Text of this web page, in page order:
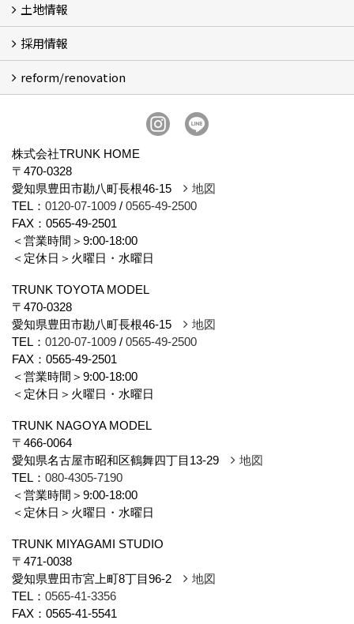
会社概要
スタッフ紹介
アクセス
プライバシーポリシー
ブログ
土地情報
土地情報
採用情報
施工管理募集
不動産営業事務募集
事務スタッフ募集
不動産営業募集
リフォーム営業＋施工
広報スタッフ募集
reform/renovation
株式会社TRUNK HOME
〒470-0328
愛知県豊田市勘八町長根46-15
地図
TEL： 0120-07-1009 / 0565-49-2500
FAX：0565-49-2501
＜営業時間＞9:00-18:00
＜定休日＞火曜日・水曜日
TRUNK TOYOTA MODEL
〒470-0328
愛知県豊田市勘八町長根46-15
地図
TEL： 0120-07-1009 / 0565-49-2500
FAX：0565-49-2501
＜営業時間＞9:00-18:00
＜定休日＞火曜日・水曜日
TRUNK NAGOYA MODEL
〒466-0064
愛知県名古屋市昭和区鶴舞四丁目13-29
地図
TEL： 080-4305-7190
＜営業時間＞9:00-18:00
＜定休日＞火曜日・水曜日
TRUNK MIYAGAMI STUDIO
〒471-0038
愛知県豊田市宮上町8丁目96-2
地図
TEL： 0565-41-3356
FAX：0565-41-5541